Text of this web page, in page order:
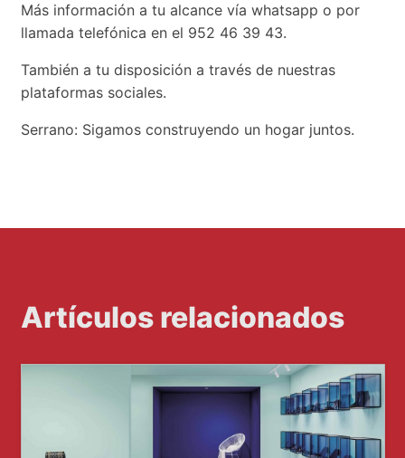
Más información a tu alcance vía whatsapp o por
llamada telefónica en el 952 46 39 43.
También a tu disposición a través de nuestras
plataformas sociales.
Serrano: Sigamos construyendo un hogar juntos.
Artículos relacionados